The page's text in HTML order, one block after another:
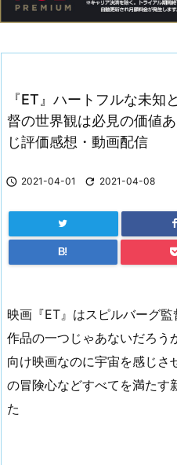
『ET』ハートフルな未知
督の世界観は必見の価値
じ評価感想・動画配信
 2021-04-01  2021-04-08
B!
映画『ET』はスピルバーグ
作品の一つじゃあないだろう
向け映画なのに宇宙を感じさ
の冒険心などすべてを満たす
た